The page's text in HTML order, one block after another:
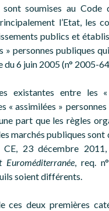
soumises au Code
l’Etat, les
publics et
» personnes publiques
du 6 juin 2005 (n° 2005-
existantes entre les
« assimilées »
part que les règles
marchés publiques
23 décembre 2011,
Euroméditerranée, req.
soient différents.
ces deux premières